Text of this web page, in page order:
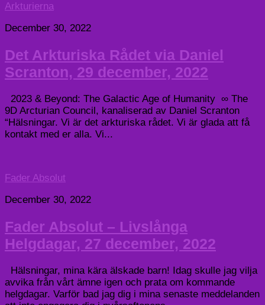
Arkturierna
December 30, 2022
Det Arkturiska Rådet via Daniel
Scranton, 29 december, 2022
2023 & Beyond: The Galactic Age of Humanity ∞ The
9D Arcturian Council, kanaliserad av Daniel Scranton
“Hälsningar. Vi är det arkturiska rådet. Vi är glada att få
kontakt med er alla. Vi...
Fader Absolut
December 30, 2022
Fader Absolut – Livslånga
Helgdagar, 27 december, 2022
Hälsningar, mina kära älskade barn! Idag skulle jag vilja
avvika från vårt ämne igen och prata om kommande
helgdagar. Varför bad jag dig i mina senaste meddelanden